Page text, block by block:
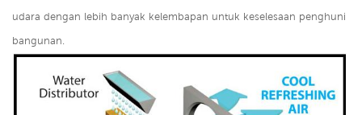
udara dengan lebih banyak kelembapan untuk keselesaan penghuni
bangunan.